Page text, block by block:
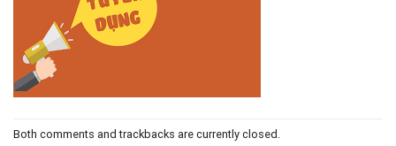
Both comments and trackbacks are currently closed.